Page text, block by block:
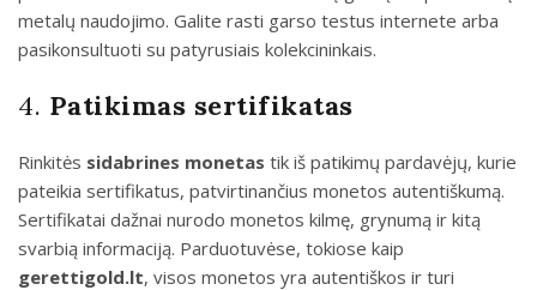
metalų naudojimo. Galite rasti garso testus internete arba
pasikonsultuoti su patyrusiais kolekcininkais.
4. Patikimas sertifikatas
Rinkitės sidabrines monetas tik iš patikimų pardavėjų, kurie
pateikia sertifikatus, patvirtinančius monetos autentiškumą.
Sertifikatai dažnai nurodo monetos kilmę, grynumą ir kitą
svarbią informaciją. Parduotuvėse, tokiose kaip
gerettigold.lt, visos monetos yra autentiškos ir turi